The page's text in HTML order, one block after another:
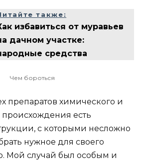
также:
избавиться от муравьев
дачном участке:
средства
Чем бороться
препаратов химического и
происхождения есть
с которыми несложно
нужное для своего
Мой случай был особым и